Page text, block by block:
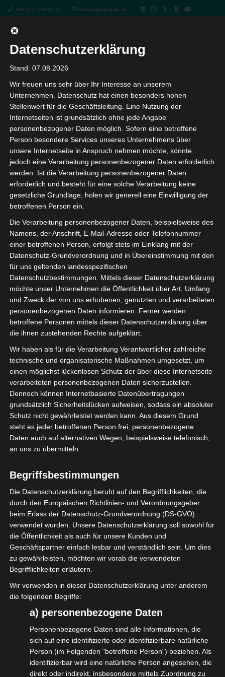
+49 5251 18040-70 vertrieb@octogate.de
WLAN
an Ihrer Schule
Die neuen Möglichkeiten der kabellosen Internetnutzung
– WLAN – bieten den Schulen viele Chancen, bringen
aber auch Risiken mit sich: Ablenkung vom Unterricht –
Cybermobbing – jugendgefährdende Inhalte oder
Virenbefall der Schulrechner und Server. Umso wichtiger
ist es, den Schülern einen verantwortungsvollen und
bewussten Umgang mit den Medien zu vermitteln. Eine
sichere IT-Netzwerkumgebung ist somit eine
Grundvoraussetzung für den digitalen Alltag an der
Schule.
OctoGate liefert mit seiner UTM Firewall und den
dazugehörigen WLAN Access Points alle notwendigen
Voraussetzungen für eine sichere Schul-
Netzwerkinfrastruktur, inklusive einer flächendeckenden
WLAN-Ausstattung.
Jugendschutz durch Inhaltsfilterung
Schnittstellen zu pädagogischen Oberflächen
(paedML® Windows, snv®, Securon for Schools
von Fujitsu, NetMan for Schools von H+H
Software)
WLAN Access Points – inkl. Controller
Management und Steuerung mobiler Geräte
Guest Voucher Modul – für sicheren und
Mit unserer Komplettlösung sorgen wir für die digitale
Sicherheit der Schüler, Lehrer sowie des gesamten
Schulnetzwerkes.
Eine umfassende Erklärung von WLAN und
Netzwerkstruktur an Ihrer Schule bietet unser OctoGate
in der Praxis Whitepaper
Datenschutzerklärung
Stand: 07.08.2026
Wir freuen uns sehr über Ihr Interesse an unserem
Unternehmen. Datenschutz hat einen besonders hohen
Stellenwert für die Geschäftsleitung. Eine Nutzung der
Internetseiten ist grundsätzlich ohne jede Angabe
personenbezogener Daten möglich. Sofern eine betroffene
Person besondere Services unseres Unternehmens über
unsere Internetseite in Anspruch nehmen möchte, könnte
jedoch eine Verarbeitung personenbezogener Daten erforderlich
werden. Ist die Verarbeitung personenbezogener Daten
erforderlich und besteht für eine solche Verarbeitung keine
gesetzliche Grundlage, holen wir generell eine Einwilligung der
betroffenen Person ein.
Die Verarbeitung personenbezogener Daten, beispielsweise des
Namens, der Anschrift, E-Mail-Adresse oder Telefonnummer
einer betroffenen Person, erfolgt stets im Einklang mit der
Datenschutz-Grundverordnung und in Übereinstimmung mit den
für uns geltenden landesspezifischen
Datenschutzbestimmungen. Mittels dieser Datenschutzerklärung
möchte unser Unternehmen die Öffentlichkeit über Art, Umfang
und Zweck der von uns erhobenen, genutzten und verarbeiteten
personenbezogenen Daten informieren. Ferner werden
betroffene Personen mittels dieser Datenschutzerklärung über
die ihnen zustehenden Rechte aufgeklärt.
Wir haben als für die Verarbeitung Verantwortlicher zahlreiche
technische und organisatorische Maßnahmen umgesetzt, um
einen möglichst lückenlosen Schutz der über diese Internetseite
verarbeiteten personenbezogenen Daten sicherzustellen.
Dennoch können Internetbasierte Datenübertragungen
grundsätzlich Sicherheitslücken aufweisen, sodass ein absoluter
Schutz nicht gewährleistet werden kann. Aus diesem Grund
steht es jeder betroffenen Person frei, personenbezogene
Daten auch auf alternativen Wegen, beispielsweise telefonisch,
an uns zu übermitteln.
Begriffsbestimmungen
Die Datenschutzerklärung beruht auf den Begrifflichkeiten, die
durch den Europäischen Richtlinien- und Verordnungsgeber
beim Erlass der Datenschutz-Grundverordnung (DS-GVO)
verwendet wurden. Unsere Datenschutzerklärung soll sowohl für
die Öffentlichkeit als auch für unsere Kunden und
Geschäftspartner einfach lesbar und verständlich sein. Um dies
zu gewährleisten, möchten wir vorab die verwendeten
Begrifflichkeiten erläutern.
Wir verwenden in dieser Datenschutzerklärung unter anderem
die folgenden Begriffe:
a) personenbezogene Daten
Personenbezogene Daten sind alle Informationen, die
sich auf eine identifizierte oder identifizierbare natürliche
Person (im Folgenden "betroffene Person") beziehen. Als
identifizierbar wird eine natürliche Person angesehen, die
direkt oder indirekt, insbesondere mittels Zuordnung zu